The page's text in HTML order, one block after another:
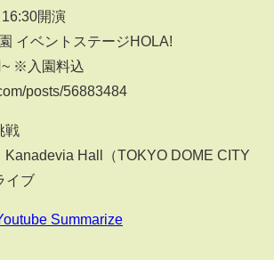
開演
イベントステージHOLA!
※入園料込
posts/56883484
戦
Hall（TOKYO DOME CITY
イブ
Summarize